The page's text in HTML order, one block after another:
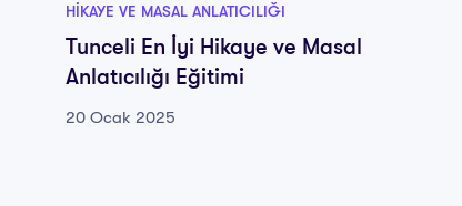
HIKAYE VE MASAL ANLATICILIĞI
Tunceli En İyi Hikaye ve Masal
Anlatıcılığı Eğitimi
20 Ocak 2025